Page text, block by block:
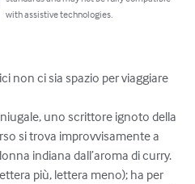
with assistive technologies.
non ci sia spazio per viaggiare
uno scrittore ignoto della
si trova improvvisamente a
indiana dall’aroma di curry.
più, lettera meno); ha per